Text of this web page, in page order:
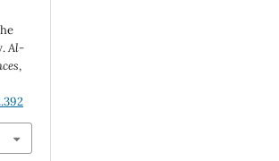
Al-
,